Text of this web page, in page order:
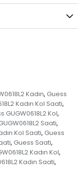
Kadın, Guess
Kadın Kol Saati,
GUGW0618L2 Kol,
Saati,
Kol Saati, Guess
, Guess Saati,
Kadın Kol,
Kadın Saati,